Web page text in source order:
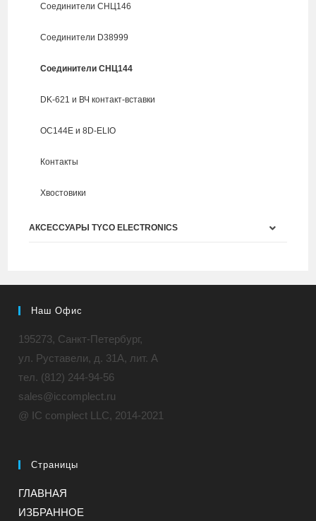
Соединители СНЦ146
Соединители D38999
Соединители СНЦ144
DK-621 и ВЧ контакт-вставки
ОС144Е и 8D-ELIO
Контакты
Хвостовики
АКСЕССУАРЫ TYCO ELECTRONICS
Наш Офис
195273, Санкт-Петербург,
ул. Руставели, д. 31A, лит. А
тел. (812) 244-94-56
sales@iccomplect.ru
@ IC complect LLC, 2014-2021
Страницы
ГЛАВНАЯ
ИЗБРАННОЕ